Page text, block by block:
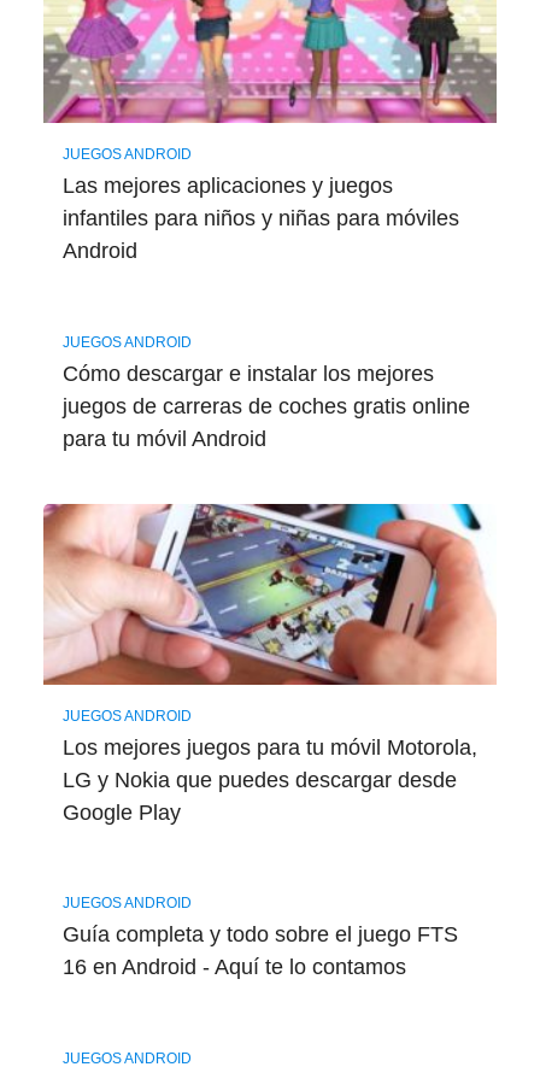
JUEGOS ANDROID
Las mejores aplicaciones y juegos
infantiles para niños y niñas para móviles
Android
JUEGOS ANDROID
Cómo descargar e instalar los mejores
juegos de carreras de coches gratis online
para tu móvil Android
JUEGOS ANDROID
Los mejores juegos para tu móvil Motorola,
LG y Nokia que puedes descargar desde
Google Play
JUEGOS ANDROID
Guía completa y todo sobre el juego FTS
16 en Android - Aquí te lo contamos
JUEGOS ANDROID